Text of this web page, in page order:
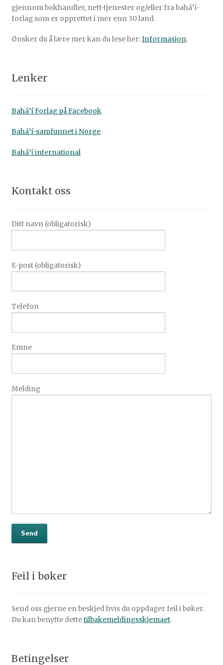
gjennom bokhandler, nett-tjenester og/eller fra bahá’í-
forlag som er opprettet i mer enn 30 land.
Ønsker du å lære mer kan du lese her:Informasjon.
Lenker
Bahá’í Forlag på Facebook
Bahá’í-samfunnet i Norge
Bahá’í international
Kontakt oss
Ditt navn (obligatorisk)
E-post (obligatorisk)
Telefon
Emne
Melding
Feil i bøker
Send oss gjerne en beskjed hvis du oppdager feil i bøker.
Du kan benytte dettetilbakemeldingsskjemaet.
Betingelser